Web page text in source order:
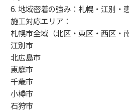
6. 地域密着の強み：札幌・江別・
施工対応エリア：
札幌市全域（北区・東区・西区・
江別市
北広島市
恵庭市
千歳市
小樽市
石狩市